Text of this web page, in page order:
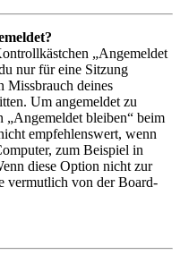
„Angemeldet
nur für eine Sitzung
Missbrauch deines
Um angemeldet zu
„Angemeldet bleiben“ beim
empfehlenswert, wenn
zum Beispiel in
diese Option nicht zur
vermutlich von der Board-